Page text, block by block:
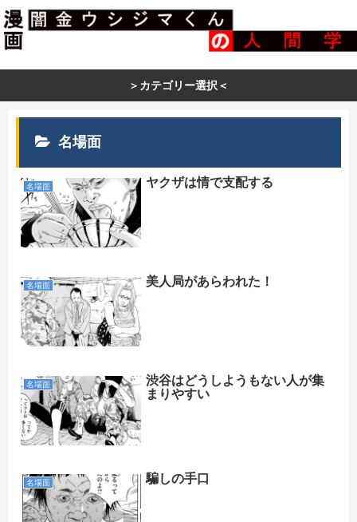
＞カテゴリー選択＜
名場面
名場面 ヤクザは情で支配する
名場面 美人局があらわれた！
名場面
渋谷はどうしようもない人が集
まりやすい
名場面 騙しの手口